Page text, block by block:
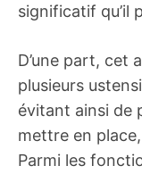
significatif qu’il
D’une part, cet
plusieurs
évitant ainsi de
mettre en
Parmi les